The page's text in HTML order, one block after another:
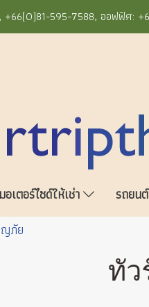
595-7588, ออฟฟิศ:
เตอร์ไซด์ให้เช่า รถยน
ภัย
ทั